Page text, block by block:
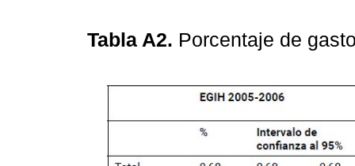
Tabla A2. Porcentaje de